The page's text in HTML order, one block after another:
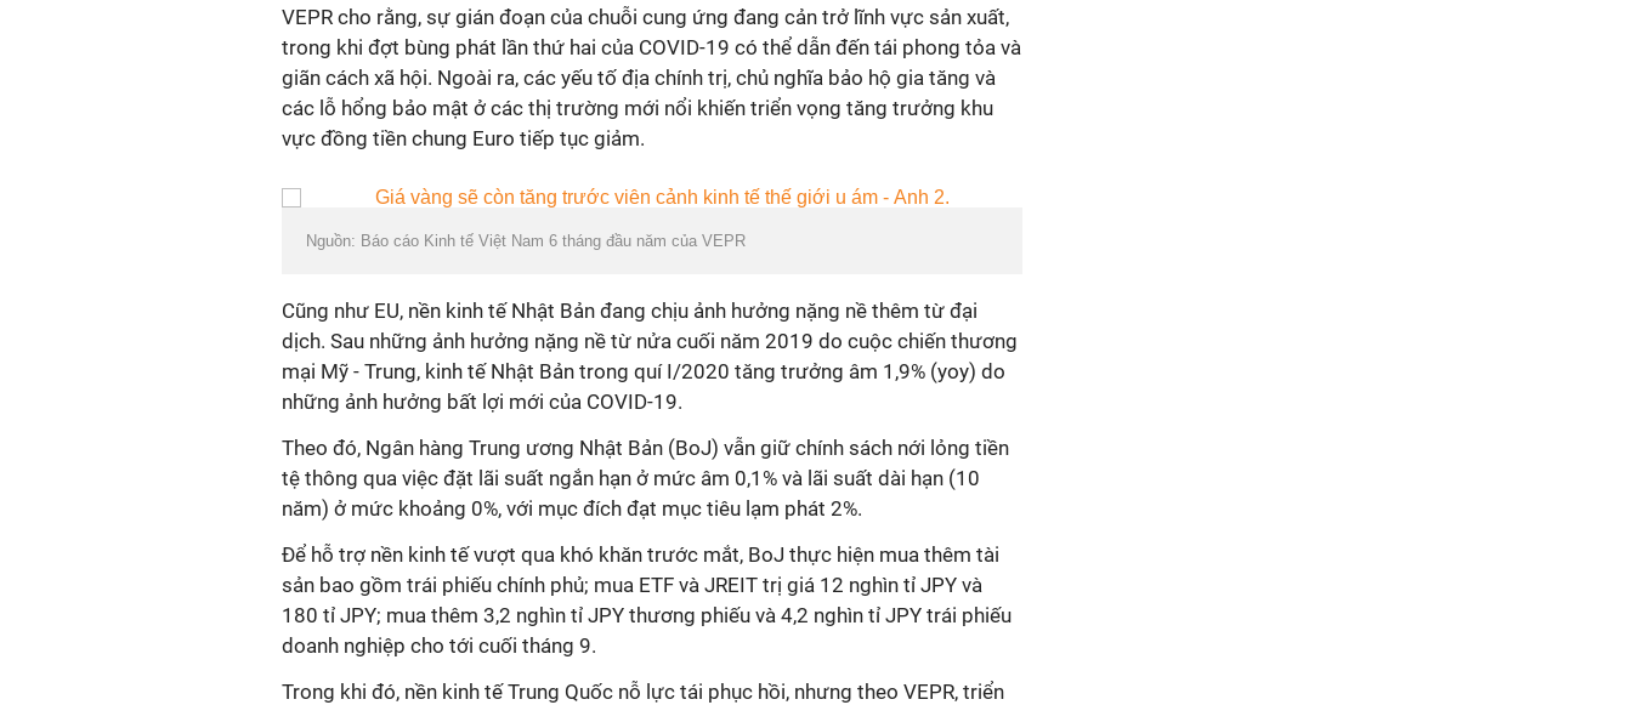
VEPR cho rằng, sự gián đoạn của chuỗi cung ứng đang cản trở lĩnh vực sản xuất,
trong khi đợt bùng phát lần thứ hai của COVID-19 có thể dẫn đến tái phong tỏa và
giãn cách xã hội. Ngoài ra, các yếu tố địa chính trị, chủ nghĩa bảo hộ gia tăng và
các lỗ hổng bảo mật ở các thị trường mới nổi khiến triển vọng tăng trưởng khu
vực đồng tiền chung Euro tiếp tục giảm.
Nguồn: Báo cáo Kinh tế Việt Nam 6 tháng đầu năm của VEPR
Cũng như EU, nền kinh tế Nhật Bản đang chịu ảnh hưởng nặng nề thêm từ đại
dịch. Sau những ảnh hưởng nặng nề từ nửa cuối năm 2019 do cuộc chiến thương
mại Mỹ - Trung, kinh tế Nhật Bản trong quí I/2020 tăng trưởng âm 1,9% (yoy) do
những ảnh hưởng bất lợi mới của COVID-19.
Theo đó, Ngân hàng Trung ương Nhật Bản (BoJ) vẫn giữ chính sách nới lỏng tiền
tệ thông qua việc đặt lãi suất ngắn hạn ở mức âm 0,1% và lãi suất dài hạn (10
năm) ở mức khoảng 0%, với mục đích đạt mục tiêu lạm phát 2%.
Để hỗ trợ nền kinh tế vượt qua khó khăn trước mắt, BoJ thực hiện mua thêm tài
sản bao gồm trái phiếu chính phủ; mua ETF và JREIT trị giá 12 nghìn tỉ JPY và
180 tỉ JPY; mua thêm 3,2 nghìn tỉ JPY thương phiếu và 4,2 nghìn tỉ JPY trái phiếu
doanh nghiệp cho tới cuối tháng 9.
Trong khi đó, nền kinh tế Trung Quốc nỗ lực tái phục hồi, nhưng theo VEPR, triển